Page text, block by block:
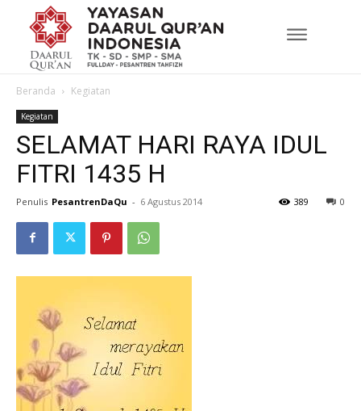
Beranda Kegiatan
Kegiatan
SELAMAT HARI RAYA IDUL
FITRI 1435 H
Penulis PesantrenDaQu - 6 Agustus 2014 0
389